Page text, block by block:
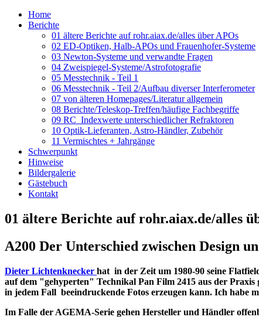
Home
Berichte
01 ältere Berichte auf rohr.aiax.de/alles über APOs
02 ED-Optiken, Halb-APOs und Frauenhofer-Systeme
03 Newton-Systeme und verwandte Fragen
04 Zweispiegel-Systeme/Astrofotografie
05 Messtechnik - Teil 1
06 Messtechnik - Teil 2/Aufbau diverser Interferometer
07 von älteren Homepages/Literatur allgemein
08 Berichte/Teleskop-Treffen/häufige Fachbegriffe
09 RC_Indexwerte unterschiedlicher Refraktoren
10 Optik-Lieferanten, Astro-Händler, Zubehör
11 Vermischtes + Jahrgänge
Schwerpunkt
Hinweise
Bildergalerie
Gästebuch
Kontakt
01 ältere Berichte auf rohr.aiax.de/alles
A200 Der Unterschied zwischen Design
Dieter Lichtenknecker hat in der Zeit um 1980-90 seine
auf dem "gehyperten" Technikal Pan Film 2415 aus der
in jedem Fall beeindruckende Fotos erzeugen kann. Ich habe
Im Falle der AGEMA-Serie gehen Hersteller und Händler